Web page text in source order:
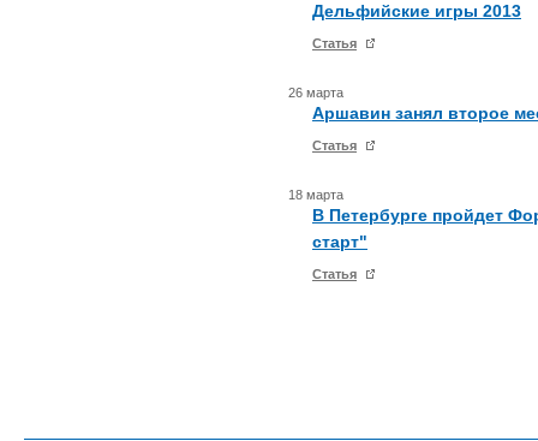
Дельфийские игры 2013
Статья
26 марта
Аршавин занял второе
Статья
18 марта
В Петербурге пройдет
старт"
Статья